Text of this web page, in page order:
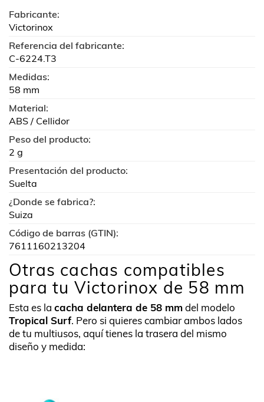
Fabricante:
Victorinox
Referencia del fabricante:
C-6224.T3
Medidas:
58 mm
Material:
ABS / Cellidor
Peso del producto:
2 g
Presentación del producto:
Suelta
¿Donde se fabrica?:
Suiza
Código de barras (GTIN):
7611160213204
Otras cachas compatibles
para tu Victorinox de 58 mm
Esta es la cacha delantera de 58 mmdel modelo
Tropical Surf. Pero si quieres cambiar ambos lados
de tu multiusos, aquí tienes la trasera del mismo
diseño y medida: